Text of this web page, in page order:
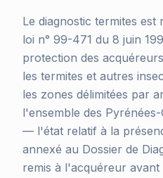
Le diagnostic termites
loi n° 99-471 du 8 juin
protection des
les termites et autres
les zones délimitées par
l'ensemble des
— l'état relatif à la
annexé au Dossier de
remis à l'acquéreur avant